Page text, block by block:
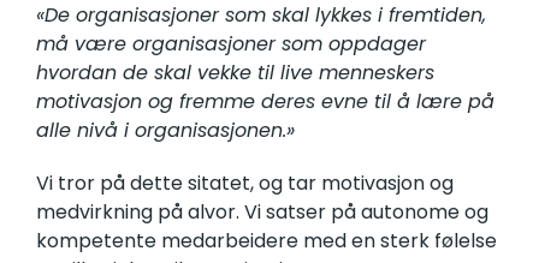
«De organisasjoner som skal lykkes i fremtiden,
må være organisasjoner som oppdager
hvordan de skal vekke til live menneskers
motivasjon og fremme deres evne til å lære på
alle nivå i organisasjonen.»
Vi tror på dette sitatet, og tar motivasjon og
medvirkning på alvor. Vi satser på autonome og
kompetente medarbeidere med en sterk følelse